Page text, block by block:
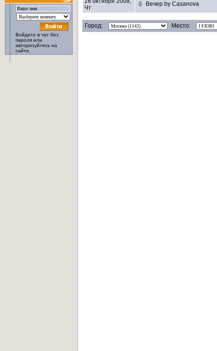
Войдите в чат без
пароля или
авторизуйтесь на
сайте.
Чт
Вечер by Casanova
Город: Место: